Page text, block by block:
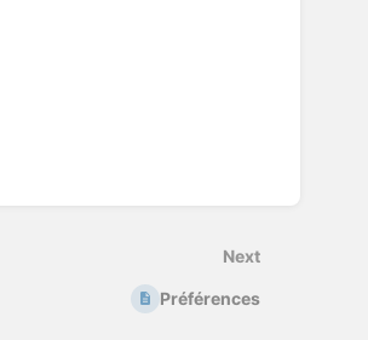
Next
Préférences